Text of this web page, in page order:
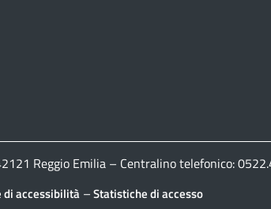
Reggio Emilia – Centralino telefonico:
di accessibilità –Statistiche di accesso